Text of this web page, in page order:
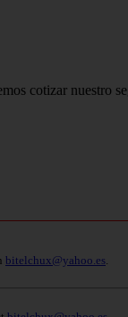
cotizar nuestro
bitelchux@yahoo.es